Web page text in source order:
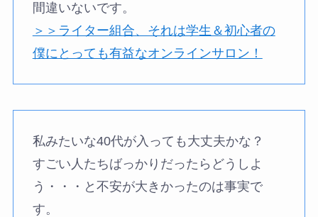
間違いないです。
＞＞ライター組合、それは学生＆初心者の
僕にとっても有益なオンラインサロン！
私みたいな40代が入っても大丈夫かな？
すごい人たちばっかりだったらどうしよ
う・・・と不安が大きかったのは事実で
す。